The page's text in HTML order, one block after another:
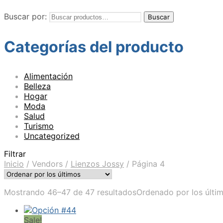
Buscar por: Buscar
Categorías del producto
Alimentación
Belleza
Hogar
Moda
Salud
Turismo
Uncategorized
Filtrar
Inicio / Vendors / Lienzos Jossy / Página 4
Mostrando 46–47 de 47 resultadosOrdenado por los
Sale!